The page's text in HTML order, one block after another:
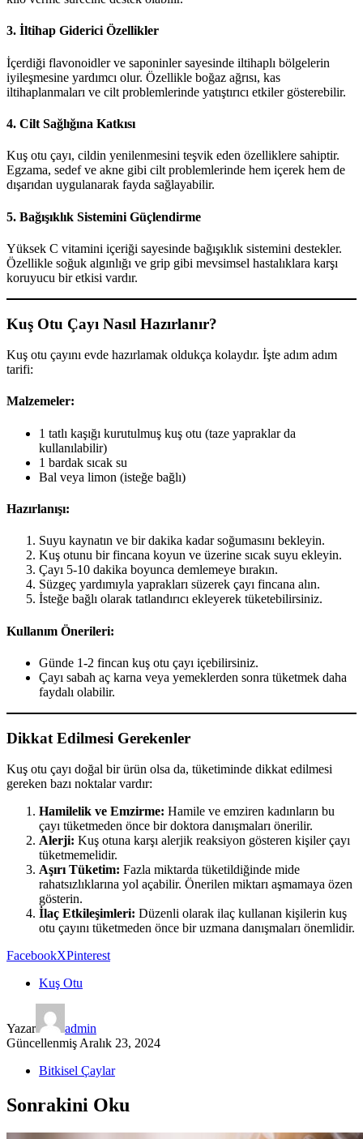
3. İltihap Giderici Özellikler
İçerdiği flavonoidler ve saponinler sayesinde iltihaplı bölgelerin
iyileşmesine yardımcı olur. Özellikle boğaz ağrısı, kas
iltihaplanmaları ve cilt problemlerinde yatıştırıcı etkiler gösterebilir.
4. Cilt Sağlığına Katkısı
Kuş otu çayı, cildin yenilenmesini teşvik eden özelliklere sahiptir.
Egzama, sedef ve akne gibi cilt problemlerinde hem içerek hem de
dışarıdan uygulanarak fayda sağlayabilir.
5. Bağışıklık Sistemini Güçlendirme
Yüksek C vitamini içeriği sayesinde bağışıklık sistemini destekler.
Özellikle soğuk algınlığı ve grip gibi mevsimsel hastalıklara karşı
koruyucu bir etkisi vardır.
Kuş Otu Çayı Nasıl Hazırlanır?
Kuş otu çayını evde hazırlamak oldukça kolaydır. İşte adım adım
tarifi:
Malzemeler:
1 tatlı kaşığı kurutulmuş kuş otu (taze yapraklar da
kullanılabilir)
1 bardak sıcak su
Bal veya limon (isteğe bağlı)
Hazırlanışı:
Suyu kaynatın ve bir dakika kadar soğumasını bekleyin.
Kuş otunu bir fincana koyun ve üzerine sıcak suyu ekleyin.
Çayı 5-10 dakika boyunca demlemeye bırakın.
Süzgeç yardımıyla yaprakları süzerek çayı fincana alın.
İsteğe bağlı olarak tatlandırıcı ekleyerek tüketebilirsiniz.
Kullanım Önerileri:
Günde 1-2 fincan kuş otu çayı içebilirsiniz.
Çayı sabah aç karna veya yemeklerden sonra tüketmek daha
faydalı olabilir.
Dikkat Edilmesi Gerekenler
Kuş otu çayı doğal bir ürün olsa da, tüketiminde dikkat edilmesi
gereken bazı noktalar vardır:
Hamilelik ve Emzirme: Hamile ve emziren kadınların bu
çayı tüketmeden önce bir doktora danışmaları önerilir.
Alerji: Kuş otuna karşı alerjik reaksiyon gösteren kişiler çayı
tüketmemelidir.
Aşırı Tüketim: Fazla miktarda tüketildiğinde mide
rahatsızlıklarına yol açabilir. Önerilen miktarı aşmamaya özen
gösterin.
İlaç Etkileşimleri: Düzenli olarak ilaç kullanan kişilerin kuş
otu çayını tüketmeden önce bir uzmana danışmaları önemlidir.
FacebookXPinterest
Kuş Otu
Yazar
admin
Güncellenmiş Aralık 23, 2024
Bitkisel Çaylar
Sonrakini Oku